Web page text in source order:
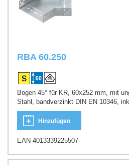
RBA 60.250
Bogen 45° für KR, 60x252 mm, mit
Stahl, bandverzinkt DIN EN 10346,
Hinzufügen
EAN 4013339225507